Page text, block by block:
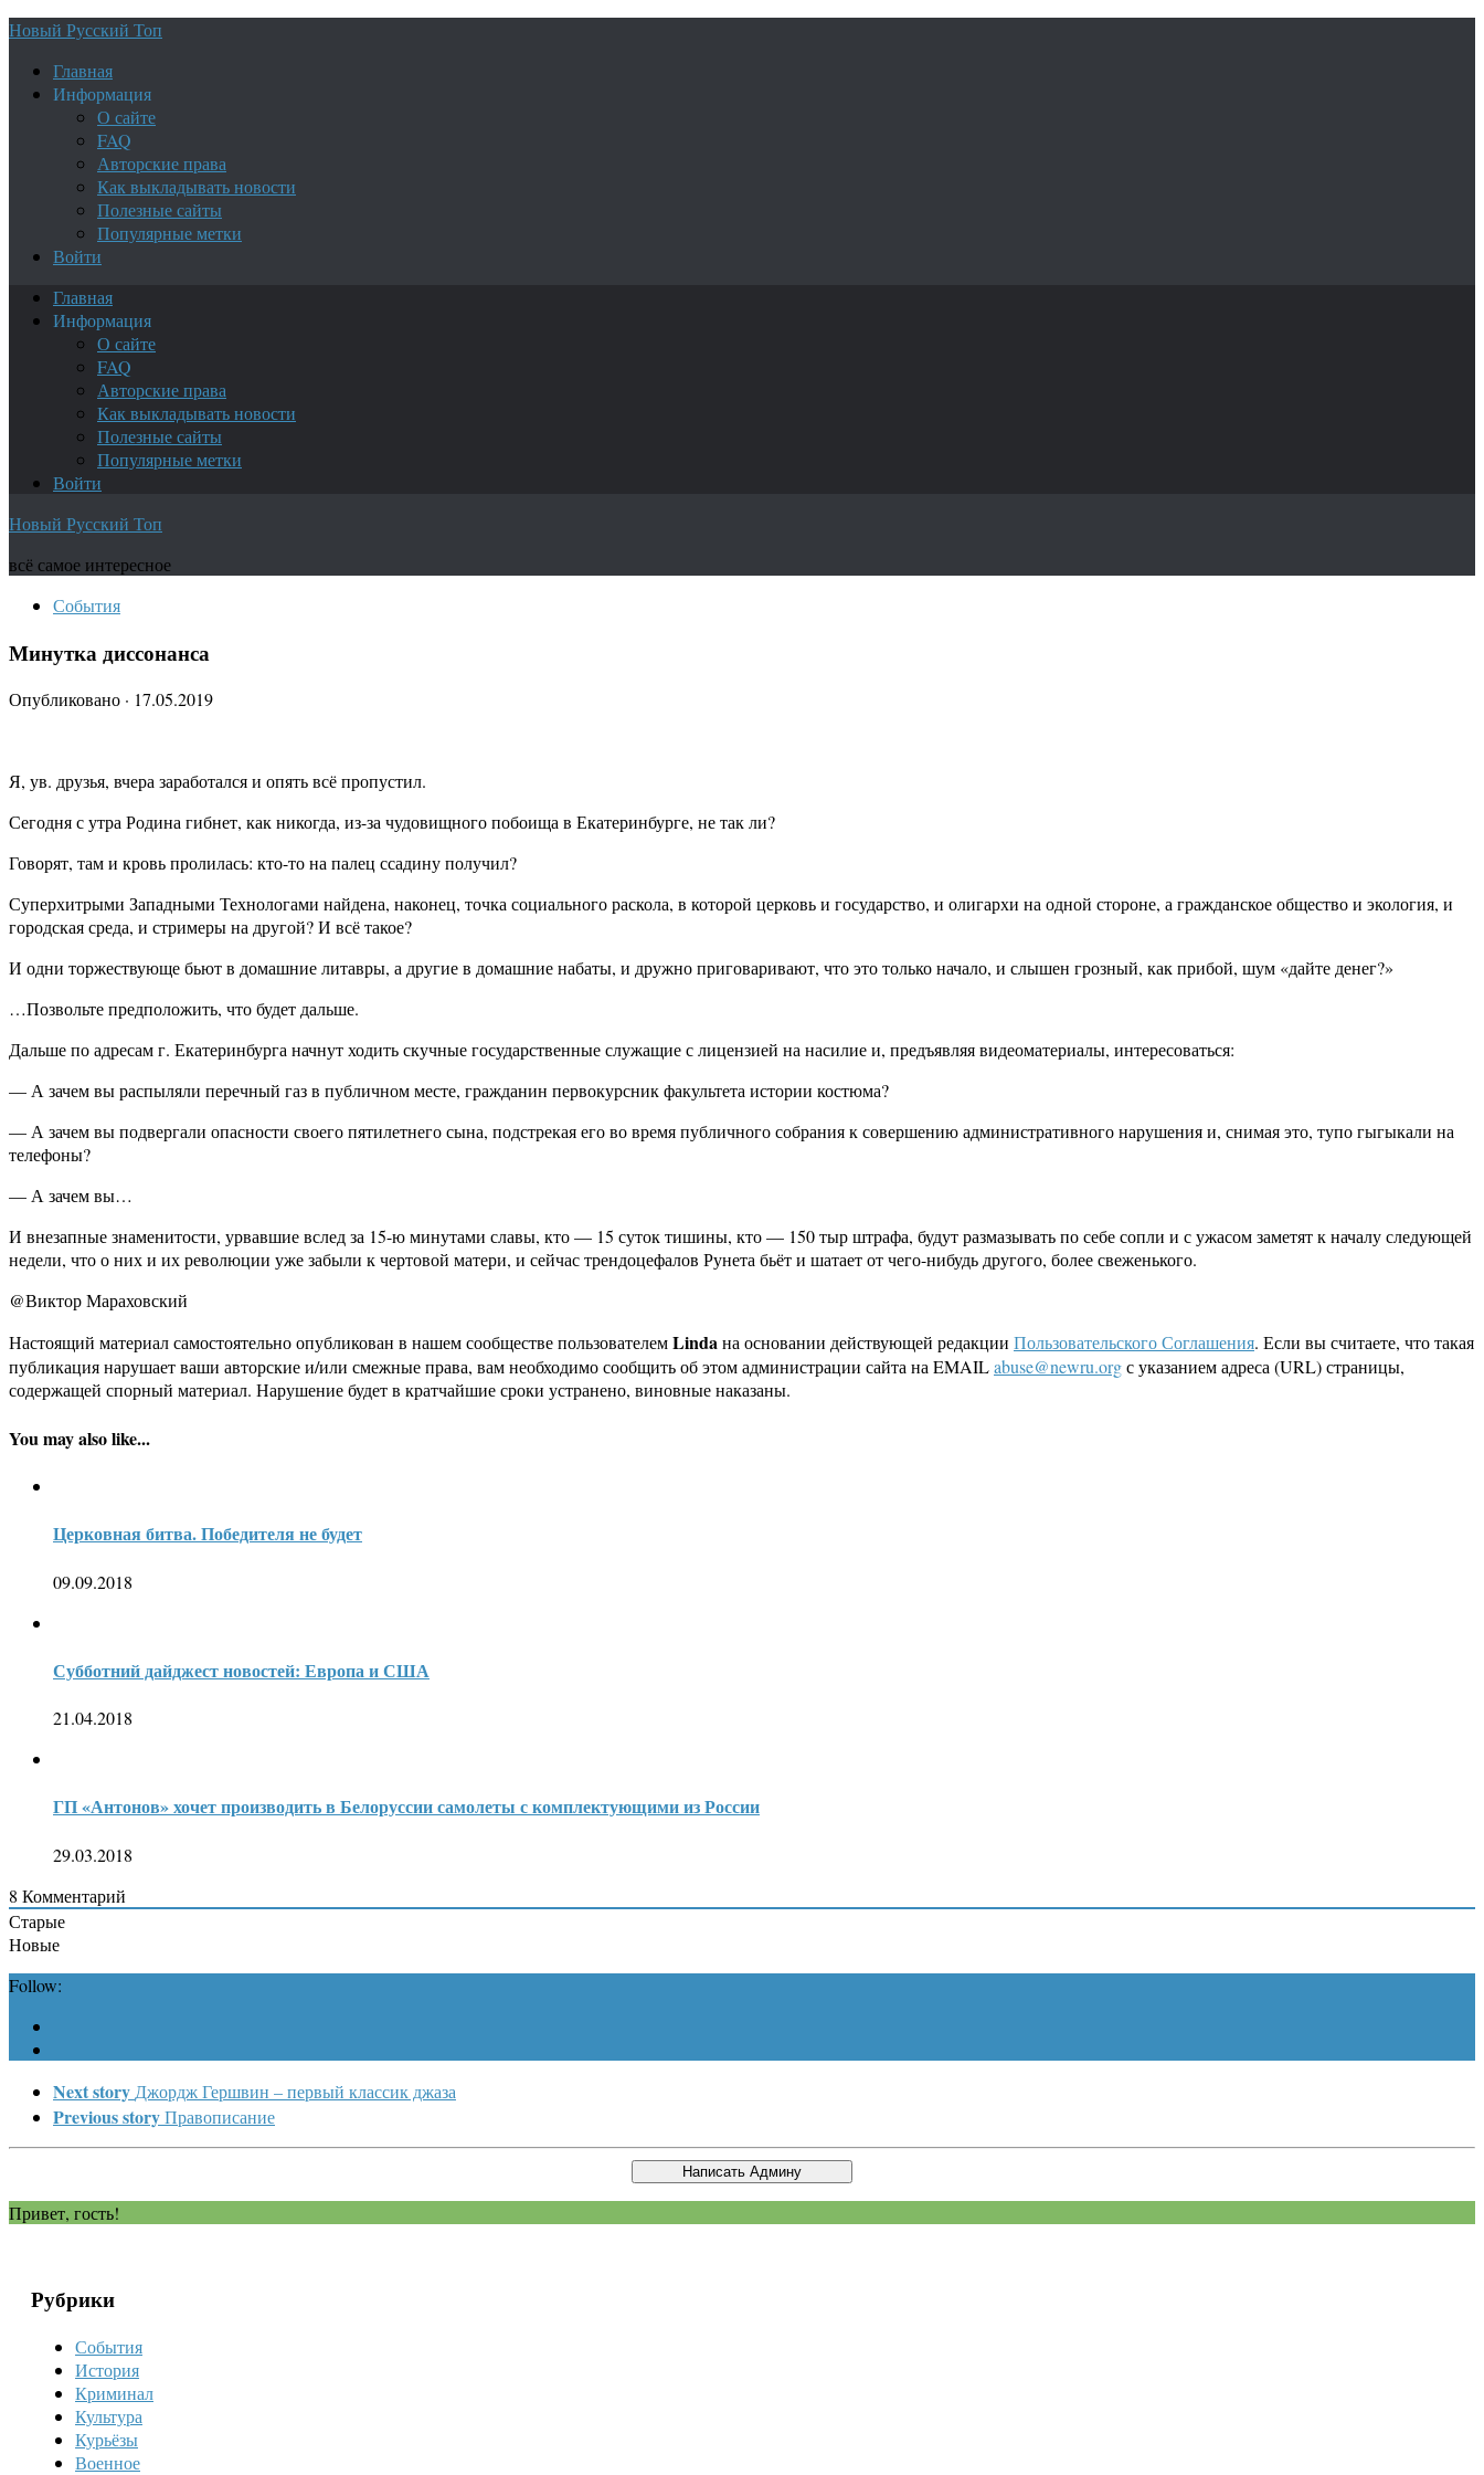
Новый Русский Топ
Главная
Информация
О сайте
FAQ
Авторские права
Как выкладывать новости
Полезные сайты
Популярные метки
Войти
Главная
Информация
О сайте
FAQ
Авторские права
Как выкладывать новости
Полезные сайты
Популярные метки
Войти
Новый Русский Топ
всё самое интересное
События
Минутка диссонанса
Опубликовано · 17.05.2019
Я, ув. друзья, вчера заработался и опять всё пропустил.
Сегодня с утра Родина гибнет, как никогда, из-за чудовищного побоища в Екатеринбурге, не так ли?
Говорят, там и кровь пролилась: кто-то на палец ссадину получил?
Суперхитрыми Западными Технологами найдена, наконец, точка социального раскола, в которой церковь и государство, и олигархи на одной стороне, а гражданское общество и экология, и
городская среда, и стримеры на другой? И всё такое?
И одни торжествующе бьют в домашние литавры, а другие в домашние набаты, и дружно приговаривают, что это только начало, и слышен грозный, как прибой, шум «дайте денег?»
…Позвольте предположить, что будет дальше.
Дальше по адресам г. Екатеринбурга начнут ходить скучные государственные служащие с лицензией на насилие и, предъявляя видеоматериалы, интересоваться:
— А зачем вы распыляли перечный газ в публичном месте, гражданин первокурсник факультета истории костюма?
— А зачем вы подвергали опасности своего пятилетнего сына, подстрекая его во время публичного собрания к совершению административного нарушения и, снимая это, тупо гыгыкали на
телефоны?
— А зачем вы…
И внезапные знаменитости, урвавшие вслед за 15-ю минутами славы, кто — 15 суток тишины, кто — 150 тыр штрафа, будут размазывать по себе сопли и с ужасом заметят к началу следующей
недели, что о них и их революции уже забыли к чертовой матери, и сейчас трендоцефалов Рунета бьёт и шатает от чего-нибудь другого, более свеженького.
@Виктор Мараховский
Настоящий материал самостоятельно опубликован в нашем сообществе пользователемLindaна основании действующей редакции Пользовательского Соглашения. Если вы считаете, что такая
публикация нарушает ваши авторские и/или смежные права, вам необходимо сообщить об этом администрации сайта на EMAILabuse@newru.orgс указанием адреса (URL) страницы,
содержащей спорный материал. Нарушение будет в кратчайшие сроки устранено, виновные наказаны.
You may also like...
Церковная битва. Победителя не будет
09.09.2018
Субботний дайджест новостей: Европа и США
21.04.2018
ГП «Антонов» хочет производить в Белоруссии самолеты с комплектующими из России
29.03.2018
8 Комментарий
Старые
Новые
Follow:
Next story Джордж Гершвин – первый классик джаза
Previous storyПравописание
Привет, гость!
Рубрики
События
История
Криминал
Культура
Курьёзы
Военное